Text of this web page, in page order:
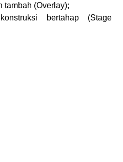
tambah (Overlay);
bertahap (Stage